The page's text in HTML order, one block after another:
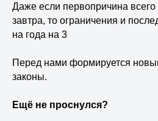
Даже если первопричина всего
завтра, то ограничения и
на года на 3
Перед нами формируется
законы.
Ещё не проснулся?